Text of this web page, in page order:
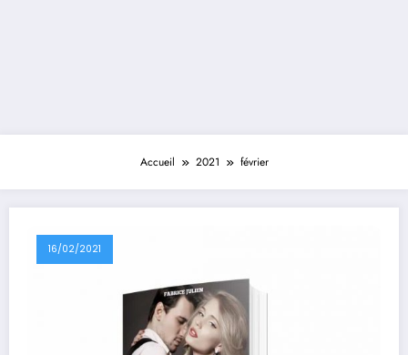
Accueil 2021 février
16/02/2021